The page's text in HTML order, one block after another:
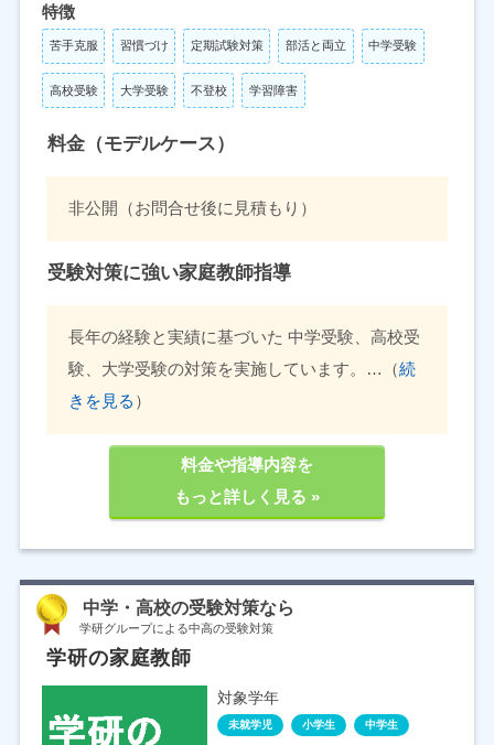
特徴
苦手克服 習慣づけ 定期試験対策 部活と両立 中学受験
高校受験 大学受験 不登校 学習障害
料金（モデルケース）
非公開（お問合せ後に見積もり）
受験対策に強い家庭教師指導
長年の経験と実績に基づいた 中学受験、高校受
験、大学受験の対策を実施しています。…（続
きを見る ）
料金や指導内容を
もっと詳しく見る »
中学・高校の受験対策なら
学研グループによる中高の受験対策
学研の家庭教師
対象学年
未就学児 小学生 中学生